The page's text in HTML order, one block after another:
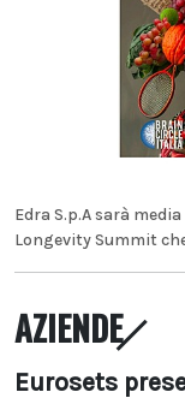
Edra S.p.A sarà
Longevity Summit
AZIENDE
Eurosets